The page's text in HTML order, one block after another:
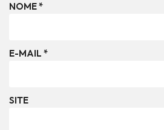
NOME*
E-MAIL *
SITE